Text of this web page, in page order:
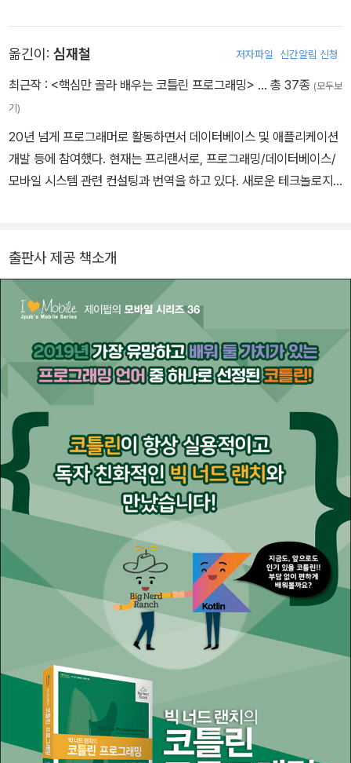
옮긴이: 심재철 저자파일 신간알림 신청
최근작 : <핵심만 골라 배우는 코틀린 프로그래밍> … 총 37종 (모두보
기)
20년 넘게 프로그래머로 활동하면서 데이터베이스 및 애플리케이션
개발 등에 참여했다. 현재는 프리랜서로, 프로그래밍/데이터베이스/
모바일 시스템 관련 컨설팅과 번역을 하고 있다. 새로운 테크놀로지
주》, 《실무에 바로 적용하는 안드로이드 프로그래밍》, 《스프링 인 액
션》, 《카프카 핵심 가이드》 등이 있다.
출판사 제공 책소개